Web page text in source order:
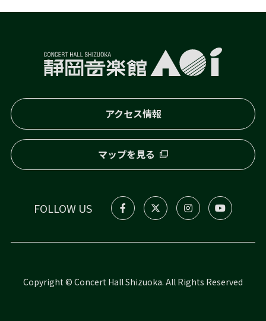
アクセス情報
マップを見る
FOLLOW US
Copyright © Concert Hall Shizuoka. All Rights Reserved